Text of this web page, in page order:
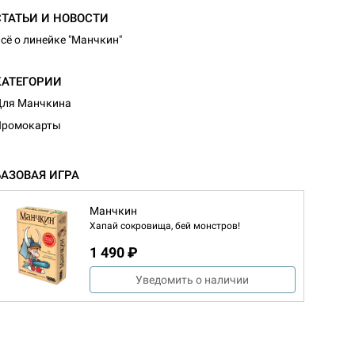
И НОВОСТИ
о линейке "Манчкин"
Манчкина
ИГРА
Манчкин
Хапай сокровища, бей монстров!
1 490 ₽
Уведомить о наличии
Монстры